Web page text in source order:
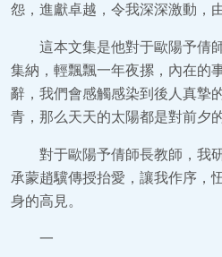
怨，進獻卓越，令我深深激動，
這本文集是他對于歐陽予倩
集納，輕飄飄一年夜摞，內在的
辭，我們會感觸感染到後人真摯
青，那么天天的太陽都是對前夕
對于歐陽予倩師長教師，我
承蒙趙驥傳授抬愛，讓我作序，
身的高見。
一